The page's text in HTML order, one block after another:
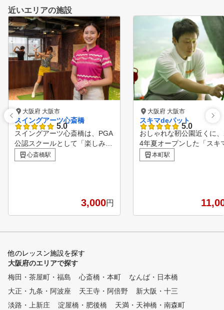
近いエリアの施設
大阪府 大阪市
スイングアーツ心斎橋
5.0
スイングアーツ心斎橋は、PGA
公認スクールとして「楽しみな
がら少しずつ上達」を大切にし
たインドアゴルフ練習場です。
習できるので、初めての方でも
に合わせて丁寧にレッスンを行
楽しみながら続けられるのが魅
力です。 「ボールに当てる」
ことを意識するのではなく、ク
ラブの自然な動きを体に覚えさ
せることで、毎回同じように振
れる再現性の高いスイングを目
心斎橋駅
3,000円
大阪府 大阪市
スキマdeパット
5.0
おしゃれな靭公園近くに
4年夏オープンした「スキ
パット」。 女性の方でも
帰りや週末に気軽にご利
ングまで用途に合わせて
を完備しており、実践に
きます!!
本町駅
他のレッスン施設を探す
大阪府のエリアで探す
梅田・茶屋町・福島
心斎橋・本町
なんば・日本橋
大正・九条・阿波座
天王寺・阿倍野
新大阪・十三
淡路・上新庄
淀屋橋・肥後橋
天満・天神橋・南森町